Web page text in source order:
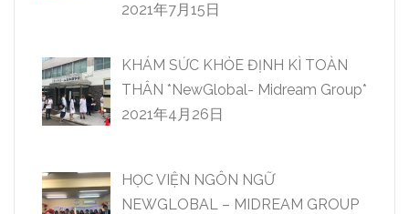
2021年7月15日
KHÁM SỨC KHỎE ĐỊNH KÌ TOÀN
THÂN *NewGlobal- Midream Group*
2021年4月26日
HỌC VIỆN NGÔN NGỮ
NEWGLOBAL – MIDREAM GROUP